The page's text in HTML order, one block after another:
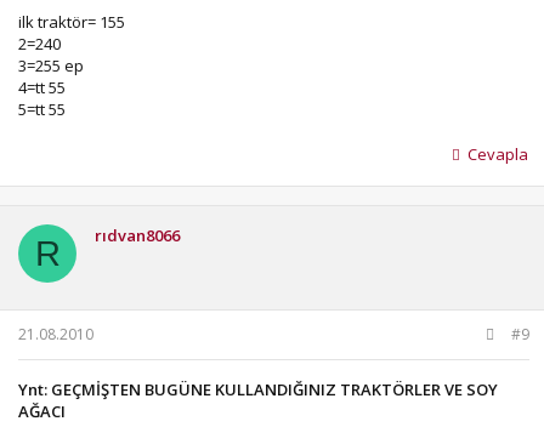
ilk traktör= 155
2=240
3=255 ep
4=tt 55
5=tt 55
Cevapla
R rıdvan8066
21.08.2010 #9
Ynt: GEÇMİŞTEN BUGÜNE KULLANDIĞINIZ TRAKTÖRLER VE SOY
AĞACI